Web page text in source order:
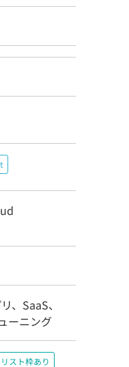
、SaaS、
ーニング
スト枠あり